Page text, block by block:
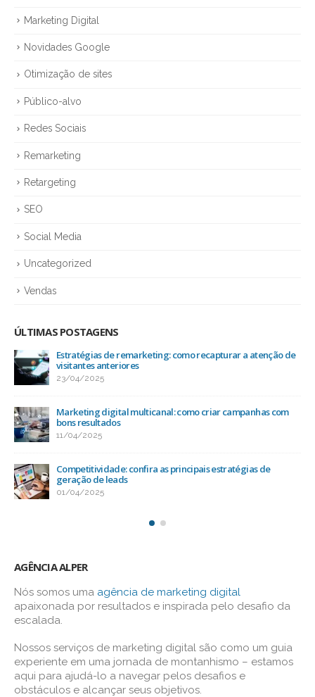
Marketing Digital
Novidades Google
Otimização de sites
Público-alvo
Redes Sociais
Remarketing
Retargeting
SEO
Social Media
Uncategorized
Vendas
ÚLTIMAS POSTAGENS
Estratégias de remarketing: como recapturar a atenção de
visitantes anteriores
23/04/2025
Marketing digital multicanal: como criar campanhas com
bons resultados
11/04/2025
Competitividade: confira as principais estratégias de
geração de leads
01/04/2025
AGÊNCIA ALPER
Nós somos uma agência de marketing digital
apaixonada por resultados e inspirada pelo desafio da
escalada.
Nossos serviços de marketing digital são como um guia
experiente em uma jornada de montanhismo – estamos
aqui para ajudá-lo a navegar pelos desafios e
obstáculos e alcançar seus objetivos.